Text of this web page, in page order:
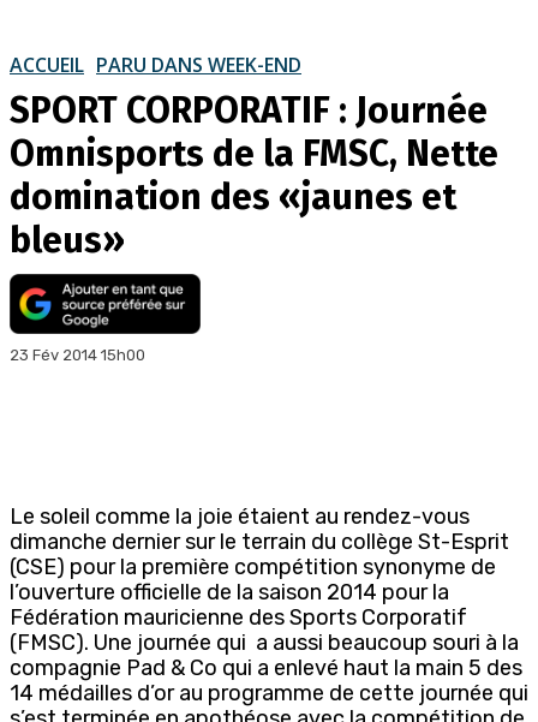
ACCUEIL PARU DANS WEEK-END
SPORT CORPORATIF : Journée
Omnisports de la FMSC, Nette
domination des «jaunes et
bleus»
23 Fév 2014 15h00
Le soleil comme la joie étaient au rendez-vous
dimanche dernier sur le terrain du collège St-Esprit
(CSE) pour la première compétition synonyme de
l’ouverture officielle de la saison 2014 pour la
Fédération mauricienne des Sports Corporatif
(FMSC). Une journée qui a aussi beaucoup souri à la
compagnie Pad & Co qui a enlevé haut la main 5 des
14 médailles d’or au programme de cette journée qui